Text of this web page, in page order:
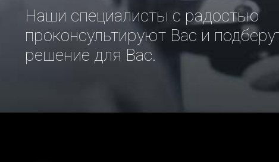
Наши специалисты с радостью
проконсультируют Вас и
решение для Вас.